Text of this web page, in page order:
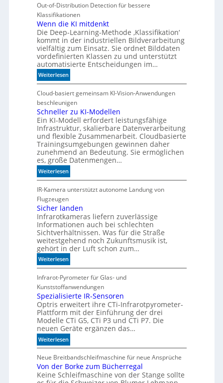
Out-of-Distribution Detection für bessere
Klassifikationen
Wenn die KI mitdenkt
Die Deep-Learning-Methode ‚Klassifikation‘
kommt in der industriellen Bildverarbeitung
vielfältig zum Einsatz. Sie ordnet Bilddaten
vordefinierten Klassen zu und unterstützt
automatisierte Entscheidungen im…
Weiterlesen:
W
e
n
n
d
i
e
K
I
m
i
t
d
e
n
k
t
Cloud-basiert gemeinsam KI-Vision-Anwendungen
beschleunigen
Schneller zu KI-Modellen
Ein KI-Modell erfordert leistungsfähige
Infrastruktur, skalierbare Datenverarbeitung
und flexible Zusammenarbeit. Cloudbasierte
Trainingsumgebungen gewinnen daher
zunehmend an Bedeutung. Sie ermöglichen
es, große Datenmengen…
Weiterlesen:
S
c
h
n
e
l
l
e
r
z
u
K
I
-
M
o
d
e
l
l
e
n
IR-Kamera unterstützt autonome Landung von
Flugzeugen
Sicher landen
Infrarotkameras liefern zuverlässige
Informationen auch bei schlechten
Sichtverhältnissen. Was für die Straße
weitestgehend noch Zukunftsmusik ist,
gehört in der Luft schon zum…
Weiterlesen:
S
i
c
h
e
r
l
a
n
d
e
n
Infrarot-Pyrometer für Glas- und
Kunststoffanwendungen
Spezialisierte IR-Sensoren
Optris erweitert ihre CTi-Infrarotpyrometer-
Plattform mit der Einführung der drei
Modelle CTi G5, CTi P3 und CTi P7. Die
neuen Geräte ergänzen das…
Weiterlesen:
S
p
e
z
Neue Breitbandschleifmaschine für neue Ansprüche
Von der Borke zum Bücherregal
Keine Schleifmaschine von der Stange sollte